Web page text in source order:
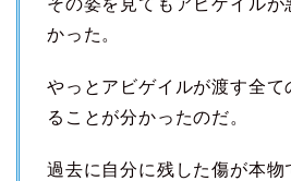
その姿を見てもアビゲイルが
かった。
やっとアビゲイルが渡す全て
ることが分かったのだ。
過去に自分に残した傷が本物